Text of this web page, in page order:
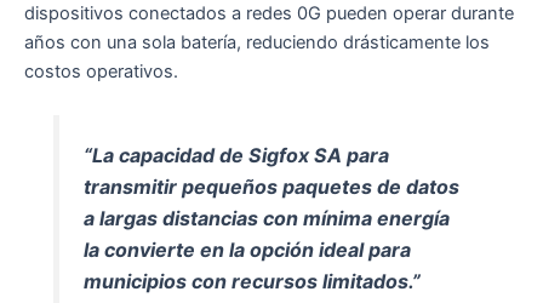
dispositivos conectados a redes 0G pueden operar durante
años con una sola batería, reduciendo drásticamente los
costos operativos.
“La capacidad de Sigfox SA para
transmitir pequeños paquetes de datos
a largas distancias con mínima energía
la convierte en la opción ideal para
municipios con recursos limitados.”